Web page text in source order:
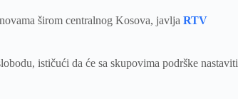
širom centralnog Kosova, javlja RTV
ističući da će sa skupovima podrške nastaviti